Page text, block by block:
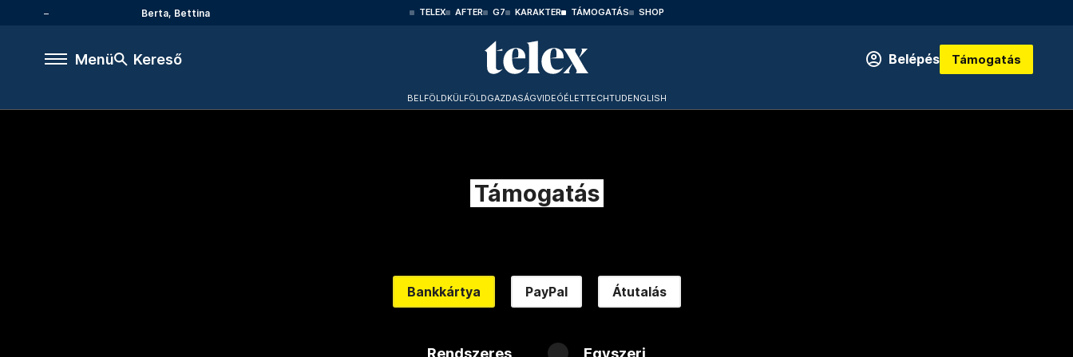
Berta, Bettina TELEX AFTER G7 KARAKTER TÁMOGATÁS SHOP
Menü Kereső Belépés Támogatás
BELFÖLDKÜLFÖLDGAZDASÁGVIDEÓÉLETTECHTUDENGLISH
Támogatás
Bankkártya PayPal Átutalás
Rendszeres Egyszeri